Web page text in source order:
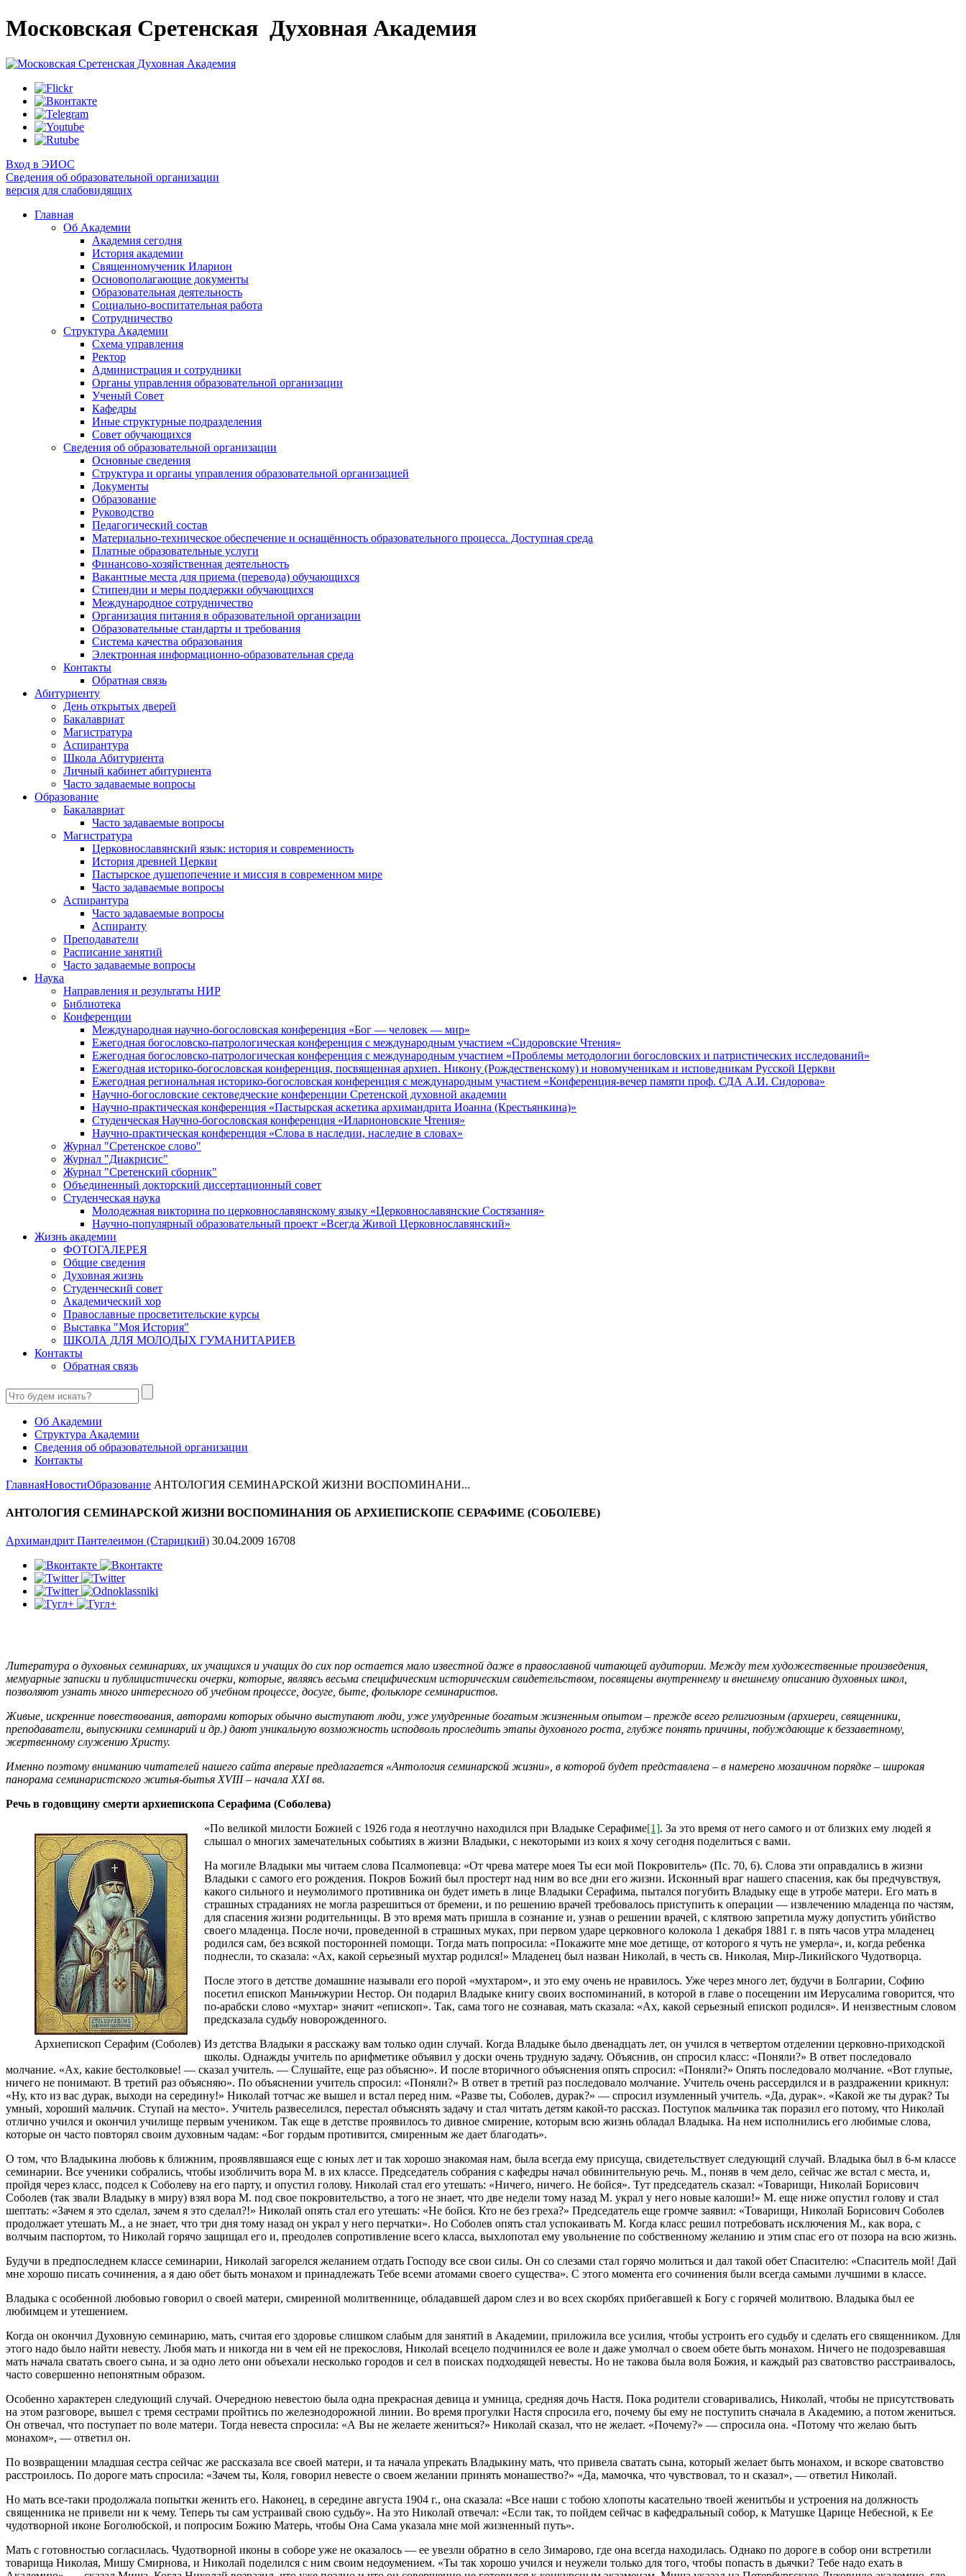
Московская Сретенская Духовная Академия
Вход в ЭИОС
Сведения об образовательной организации
версия для слабовидящих
Главная
Об Академии
Академия сегодня
История академии
Священномученик Иларион
Основополагающие документы
Образовательная деятельность
Социально-воспитательная работа
Сотрудничество
Структура Академии
Схема управления
Ректор
Администрация и сотрудники
Органы управления образовательной организации
Ученый Совет
Кафедры
Иные структурные подразделения
Совет обучающихся
Сведения об образовательной организации
Основные сведения
Структура и органы управления образовательной организацией
Документы
Образование
Руководство
Педагогический состав
Материально-техническое обеспечение и оснащённость образовательного процесса. Доступная среда
Платные образовательные услуги
Финансово-хозяйственная деятельность
Вакантные места для приема (перевода) обучающихся
Стипендии и меры поддержки обучающихся
Международное сотрудничество
Организация питания в образовательной организации
Образовательные стандарты и требования
Система качества образования
Электронная информационно-образовательная среда
Контакты
Обратная связь
Абитуриенту
День открытых дверей
Бакалавриат
Магистратура
Аспирантура
Школа Абитуриента
Личный кабинет абитуриента
Часто задаваемые вопросы
Образование
Бакалавриат
Часто задаваемые вопросы
Магистратура
Церковнославянский язык: история и современность
История древней Церкви
Пастырское душепопечение и миссия в современном мире
Часто задаваемые вопросы
Аспирантура
Часто задаваемые вопросы
Аспиранту
Преподаватели
Расписание занятий
Часто задаваемые вопросы
Наука
Направления и результаты НИР
Библиотека
Конференции
Международная научно-богословская конференция «Бог — человек — мир»
Ежегодная богословско-патрологическая конференция с международным участием «Сидоровские Чтения»
Ежегодная богословско-патрологическая конференция с международным участием «Проблемы методологии богословских и патристических исследований»
Ежегодная историко-богословская конференция, посвященная архиеп. Никону (Рождественскому) и новомученикам и исповедникам Русской Церкви
Ежегодная региональная историко-богословская конференция с международным участием «Конференция-вечер памяти проф. СДА А.И. Сидорова»
Научно-богословские сектоведческие конференции Сретенской духовной академии
Научно-практическая конференция «Пастырская аскетика архимандрита Иоанна (Крестьянкина)»
Студенческая Научно-богословская конференция «Иларионовские Чтения»
Научно-практическая конференция «Cлова в наследии, наследие в словах»
Журнал "Сретенское слово"
Журнал "Диакрисис"
Журнал "Сретенский сборник"
Объединенный докторский диссертационный совет
Студенческая наука
Молодежная викторина по церковнославянскому языку «Церковнославянские Состязания»
Научно-популярный образовательный проект «Всегда Живой Церковнославянский»
Жизнь академии
ФОТОГАЛЕРЕЯ
Общие сведения
Духовная жизнь
Студенческий совет
Академический хор
Православные просветительские курсы
Выставка "Моя История"
ШКОЛА ДЛЯ МОЛОДЫХ ГУМАНИТАРИЕВ
Контакты
Обратная связь
Об Академии
Структура Академии
Сведения об образовательной организации
Контакты
ГлавнаяНовостиОбразование АНТОЛОГИЯ СЕМИНАРСКОЙ ЖИЗНИ ВОСПОМИНАНИ...
АНТОЛОГИЯ СЕМИНАРСКОЙ ЖИЗНИ ВОСПОМИНАНИЯ ОБ АРХИЕПИСКОПЕ СЕРАФИМЕ (СОБОЛЕВЕ)
Архимандрит Пантелеимон (Старицкий) 30.04.2009 16708
Литература о духовных семинариях, их учащихся и учащих до сих пор остается мало известной даже в православной читающей аудитории. Между тем художественные произведения,
мемуарные записки и публицистически очерки, которые, являясь весьма специфическим историческим свидетельством, посвящены внутреннему и внешнему описанию духовных школ,
позволяют узнать много интересного об учебном процессе, досуге, быте, фольклоре семинаристов.
Живые, искренние повествования, авторами которых обычно выступают люди, уже умудренные богатым жизненным опытом – прежде всего религиозным (архиереи, священники,
преподаватели, выпускники семинарий и др.) дают уникальную возможность исподволь проследить этапы духовного роста, глубже понять причины, побуждающие к беззаветному,
жертвенному служению Христу.
Именно поэтому вниманию читателей нашего сайта впервые предлагается «Антология семинарской жизни», в которой будет представлена – в намерено мозаичном порядке – широкая
панорама семинаристского житья-бытья XVIII – начала XXI вв.
Речь в годовщину смерти архиепископа Серафима (Соболева)
Архиепископ Серафим (Соболев)
«По великой милости Божией с 1926 года я неотлучно находился при Владыке Серафиме[1]. За это время от него самого и от близких ему людей я
слышал о многих замечательных событиях в жизни Владыки, с некоторыми из коих я хочу сегодня поделиться с вами.
На могиле Владыки мы читаем слова Псалмопевца: «От чрева матере моея Ты еси мой Покровитель» (Пс. 70, 6). Слова эти оправдались в жизни
Владыки с самого его рождения. Покров Божий был простерт над ним во все дни его жизни. Исконный враг нашего спасения, как бы предчувствуя,
какого сильного и неумолимого противника он будет иметь в лице Владыки Серафима, пытался погубить Владыку еще в утробе матери. Его мать в
страшных страданиях не могла разрешиться от бремени, и по решению врачей требовалось приступить к операции — извлечению младенца по частям,
для спасения жизни родительницы. В это время мать пришла в сознание и, узнав о решении врачей, с клятвою запретила мужу допустить убийство
своего младенца. После ночи, проведенной в страшных муках, при первом ударе церковного колокола 1 декабря 1881 г. в пять часов утра младенец
родился сам, без всякой посторонней помощи. Тогда мать попросила: «Покажите мне мое детище, от которого я чуть не умерла», и, когда ребенка
поднесли, то сказала: «Ах, какой серьезный мухтар родился!» Младенец был назван Николай, в честь св. Николая, Мир-Ликийского Чудотворца.
После этого в детстве домашние называли его порой «мухтаром», и это ему очень не нравилось. Уже через много лет, будучи в Болгарии, Софию
посетил епископ Маньчжурии Нестор. Он подарил Владыке книгу своих воспоминаний, в которой в главе о посещении им Иерусалима говорится, что
по-арабски слово «мухтар» значит «епископ». Так, сама того не сознавая, мать сказала: «Ах, какой серьезный епископ родился». И неизвестным словом
предсказала судьбу новорожденного.
Из детства Владыки я расскажу вам только один случай. Когда Владыке было двенадцать лет, он учился в четвертом отделении церковно-приходской
школы. Однажды учитель по арифметике объявил у доски очень трудную задачу. Объяснив, он спросил класс: «Поняли?» В ответ последовало
молчание. «Ах, какие бестолковые! — сказал учитель. — Слушайте, еще раз объясню». И после вторичного объяснения опять спросил: «Поняли?» Опять последовало молчание. «Вот глупые,
ничего не понимают. В третий раз объясняю». По объяснении учитель спросил: «Поняли?» В ответ в третий раз последовало молчание. Учитель очень рассердился и в раздражении крикнул:
«Ну, кто из вас дурак, выходи на середину!» Николай тотчас же вышел и встал перед ним. «Разве ты, Соболев, дурак?» — спросил изумленный учитель. «Да, дурак». «Какой же ты дурак? Ты
умный, хороший мальчик. Ступай на место». Учитель развеселился, перестал объяснять задачу и стал читать детям какой-то рассказ. Поступок мальчика так поразил его потому, что Николай
отлично учился и окончил училище первым учеником. Так еще в детстве проявилось то дивное смирение, которым всю жизнь обладал Владыка. На нем исполнились его любимые слова,
которые он часто повторял своим духовным чадам: «Бог гордым противится, смиренным же дает благодать».
О том, что Владыкина любовь к ближним, проявлявшаяся еще с юных лет и так хорошо знакомая нам, была всегда ему присуща, свидетельствует следующий случай. Владыка был в 6-м классе
семинарии. Все ученики собрались, чтобы изобличить вора М. в их классе. Председатель собрания с кафедры начал обвинительную речь. М., поняв в чем дело, сейчас же встал с места, и,
пройдя через класс, подсел к Соболеву на его парту, и опустил голову. Николай стал его утешать: «Ничего, ничего. Не бойся». Тут председатель сказал: «Товарищи, Николай Борисович
Соболев (так звали Владыку в миру) взял вора М. под свое покровительство, а того не знает, что две недели тому назад М. украл у него новые калоши!» М. еще ниже опустил голову и стал
шептать: «Зачем я это сделал, зачем я это сделал?!» Николай опять стал его утешать: «Не бойся. Кто не без греха?» Председатель еще громче заявил: «Товарищи, Николай Борисович Соболев
продолжает утешать М., а не знает, что три дня тому назад он украл у него перчатки». Но Соболев опять стал успокаивать М. Когда класс решил потребовать исключения М., как вора, с
волчьим паспортом, то Николай горячо защищал его и, преодолев сопротивление всего класса, выхлопотал ему увольнение по собственному желанию и этим спас его от позора на всю жизнь.
Будучи в предпоследнем классе семинарии, Николай загорелся желанием отдать Господу все свои силы. Он со слезами стал горячо молиться и дал такой обет Спасителю: «Спаситель мой! Дай
мне хорошо писать сочинения, а я даю обет быть монахом и принадлежать Тебе всеми атомами своего существа». С этого момента его сочинения были всегда самыми лучшими в классе.
Владыка с особенной любовью говорил о своей матери, смиренной молитвеннице, обладавшей даром слез и во всех скорбях прибегавшей к Богу с горячей молитвою. Владыка был ее
любимцем и утешением.
Когда он окончил Духовную семинарию, мать, считая его здоровье слишком слабым для занятий в Академии, приложила все усилия, чтобы устроить его судьбу и сделать его священником. Для
этого надо было найти невесту. Любя мать и никогда ни в чем ей не прекословя, Николай всецело подчинился ее воле и даже умолчал о своем обете быть монахом. Ничего не подозревавшая
мать начала сватать своего сына, и за одно лето они объехали несколько городов и сел в поисках подходящей невесты. Но не такова была воля Божия, и каждый раз сватовство расстраивалось,
часто совершенно непонятным образом.
Особенно характерен следующий случай. Очередною невестою была одна прекрасная девица и умница, средняя дочь Настя. Пока родители сговаривались, Николай, чтобы не присутствовать
на этом разговоре, вышел с тремя сестрами пройтись по железнодорожной линии. Во время прогулки Настя спросила его, почему бы ему не поступить сначала в Академию, а потом жениться.
Он отвечал, что поступает по воле матери. Тогда невеста спросила: «А Вы не желаете жениться?» Николай сказал, что не желает. «Почему?» — спросила она. «Потому что желаю быть
монахом», — ответил он.
По возвращении младшая сестра сейчас же рассказала все своей матери, и та начала упрекать Владыкину мать, что привела сватать сына, который желает быть монахом, и вскоре сватовство
расстроилось. По дороге мать спросила: «Зачем ты, Коля, говорил невесте о своем желании принять монашество?» «Да, мамочка, что чувствовал, то и сказал», — ответил Николай.
Но мать все-таки продолжала попытки женить его. Наконец, в середине августа 1904 г., она сказала: «Все наши с тобою хлопоты касательно твоей женитьбы и устроения на должность
священника не привели ни к чему. Теперь ты сам устраивай свою судьбу». На это Николай отвечал: «Если так, то пойдем сейчас в кафедральный собор, к Матушке Царице Небесной, к Ее
чудотворной иконе Боголюбской, и попросим Божию Матерь, чтобы Она Сама указала мне мой жизненный путь».
Мать с готовностью согласилась. Чудотворной иконы в соборе уже не оказалось — ее увезли обратно в село Зимарово, где она всегда находилась. Однако по дороге в собор они встретили
товарища Николая, Мишу Смирнова, и Николай поделился с ним своим недоумением. «Ты так хорошо учился и неужели только для того, чтобы попасть в дьячки? Тебе надо ехать в